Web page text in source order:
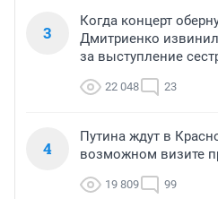
3
Когда концерт
Дмитриенко
за выступление
22 048 23
4
Путина ждут в
возможном визите
19 809 99